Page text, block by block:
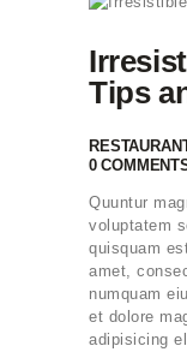
Tips
0
Quuntur
voluptatem
quisquam
amet,
numquam
et dolore
adipisicing